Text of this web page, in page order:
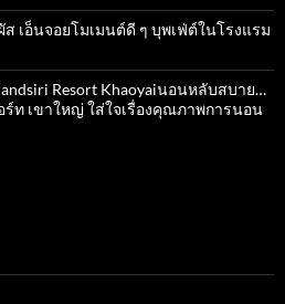
เอ็นจอยโมเมนต์ดี ๆ บุพเฟ่ต์ในโรงแรม
Resort​ Khaoyaiนอนหลับสบาย…
ท เขาใหญ่ ใส่ใจเรื่องคุณภาพการนอน